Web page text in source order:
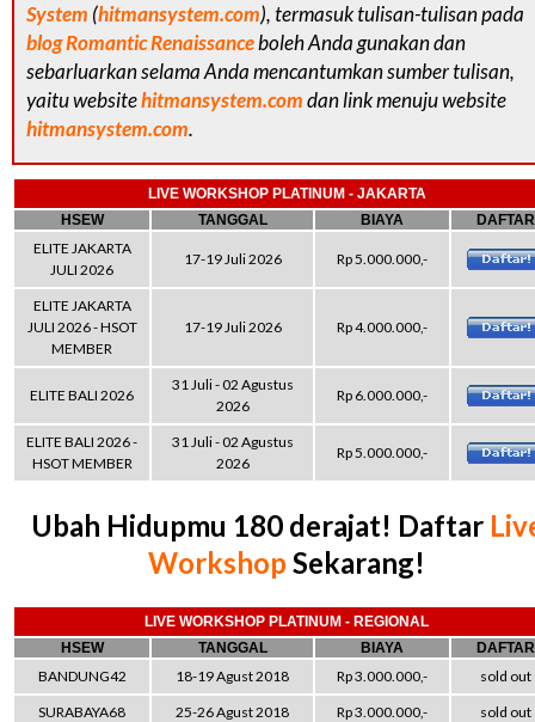
System (hitmansystem.com), termasuk tulisan-tulisan pada
blog Romantic Renaissanceboleh Anda gunakan dan
sebarluarkan selama Anda mencantumkan sumber tulisan,
yaitu websitehitmansystem.comdan link menuju website
hitmansystem.com.
LIVE WORKSHOP PLATINUM - JAKARTA
HSEW
TANGGAL BIAYA DAFTAR
ELITE JAKARTA
JULI 2026
17-19 Juli 2026 Rp 5.000.000,-
ELITE JAKARTA
JULI 2026 - HSOT
MEMBER
17-19 Juli 2026 Rp 4.000.000,-
ELITE BALI 2026
31 Juli - 02 Agustus
2026
Rp 6.000.000,-
ELITE BALI 2026 -
HSOT MEMBER
31 Juli - 02 Agustus
2026
Rp 5.000.000,-
Ubah Hidupmu 180 derajat! Daftar
Workshop Sekarang!
LIVE WORKSHOP PLATINUM - REGIONAL
HSEW
TANGGAL BIAYA DAFTAR
BANDUNG42 18-19 Agust 2018 Rp 3.000.000,-
sold out
SURABAYA68
25-26 Agust 2018 Rp 3.000.000,- sold out